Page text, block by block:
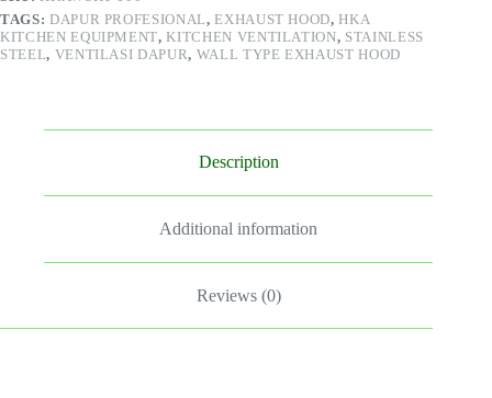
TAGS: DAPUR PROFESIONAL,EXHAUST HOOD,HKA
KITCHEN EQUIPMENT,KITCHEN VENTILATION, STAINLESS
STEEL, VENTILASI DAPUR, WALL TYPE EXHAUST HOOD
Description
Additional information
Reviews (0)